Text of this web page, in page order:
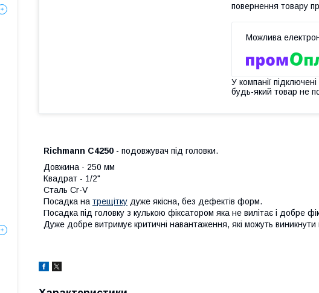
повернення товару
У компанії
будь-який товар не
Richmann C4250 - подовжувач під головки.
Довжина - 250 мм
Квадрат - 1/2"
Сталь Cr-V
Посадка на трещітку дуже якісна, без дефектів форм.
Посадка під головку з кулькою фіксатором яка не вилітає і добре
Дуже добре витримує критичні навантаження, які можуть виникнути